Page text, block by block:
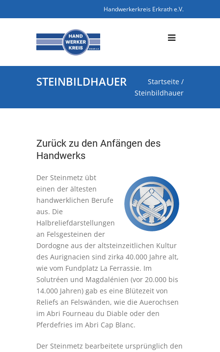
Handwerkerkreis Erkrath e.V.
STEINBILDHAUER Startseite /
Steinbildhauer
Zurück zu den Anfängen des
Handwerks
Der Steinmetz übt
einen der ältesten
handwerklichen Berufe
aus. Die
Halbreliefdarstellungen
an Felsgesteinen der
Dordogne aus der altsteinzeitlichen Kultur
des Aurignacien sind zirka 40.000 Jahre alt,
wie vom Fundplatz La Ferrassie. Im
Solutréen und Magdalénien (vor 20.000 bis
14.000 Jahren) gab es eine Blütezeit von
Reliefs an Felswänden, wie die Auerochsen
im Abri Fourneau du Diable oder den
Pferdefries im Abri Cap Blanc.
Der Steinmetz bearbeitete ursprünglich den